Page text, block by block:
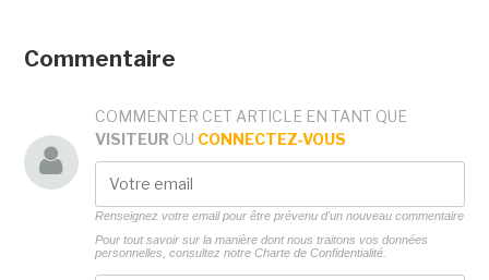
Commentaire
COMMENTER CET ARTICLE EN TANT QUE
VISITEUR OU CONNECTEZ-VOUS
Renseignez votre email pour être prévenu d'un nouveau commentaire
Pour tout savoir sur la manière dont nous traitons vos données
personnelles, consultez notre Charte de Confidentialité.